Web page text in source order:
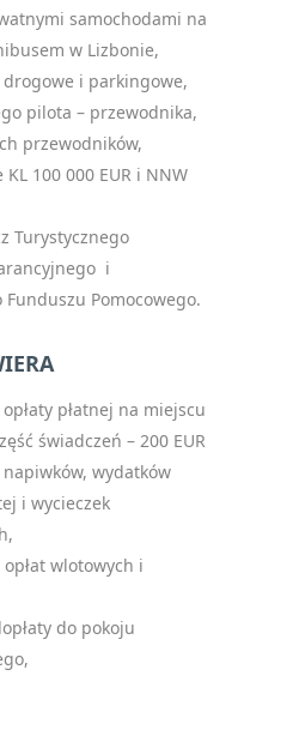
samochodami na
w Lizbonie,
drogowe i parkingowe,
pilota – przewodnika,
przewodników,
100 000 EUR i NNW
Turystycznego
i
Funduszu Pomocowego.
płatnej na miejscu
świadczeń – 200 EUR
wydatków
i wycieczek
wlotowych i
do pokoju